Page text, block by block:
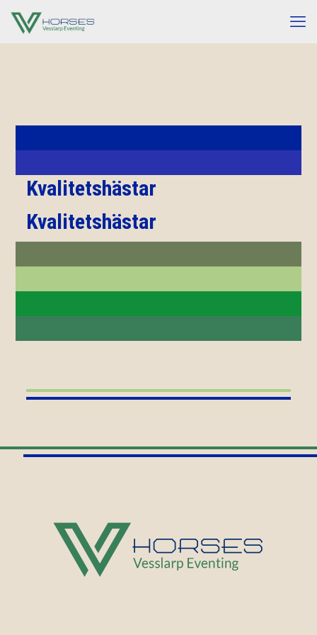
Kvalitetshästar
Kvalitetshästar